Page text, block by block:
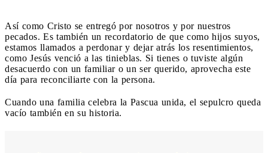
Así como Cristo se entregó por nosotros y por nuestros
pecados. Es también un recordatorio de que como hijos suyos,
estamos llamados a perdonar y dejar atrás los resentimientos,
como Jesús venció a las tinieblas. Si tienes o tuviste algún
desacuerdo con un familiar o un ser querido, aprovecha este
día para reconciliarte con la persona.
Cuando una familia celebra la Pascua unida, el sepulcro queda
vacío también en su historia.